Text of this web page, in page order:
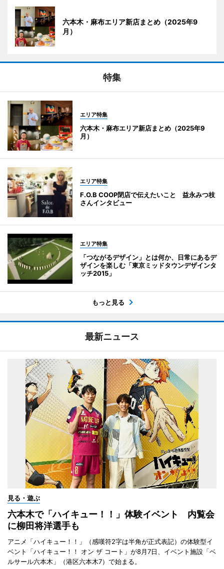
六本木・麻布エリア新店まとめ（2025年9
月）
特集
エリア特集
六本木・麻布エリア新店まとめ（2025年9
月）
エリア特集
F.O.B COOP閉店で伝えたいこと 益永みつ枝
さんインタビュー
エリア特集
「つながるデザイン」とは何か、日常にあるデ
ザインを楽しむ「東京ミッドタウンデザインタ
ッチ2015」
もっと見る
最新ニュース
見る・遊ぶ
六本木で「ハイキュー！！」体験イベント 内覧会
に柳田将洋選手も
アニメ「ハイキュー！！」（感嘆符2字は半角が正式表記）の体験型イ
ベント「ハイキュー！！ オン ザ コート」が8月7日、イベント施設「ベ
ルサール六本木」（港区六本木7）で始まる。